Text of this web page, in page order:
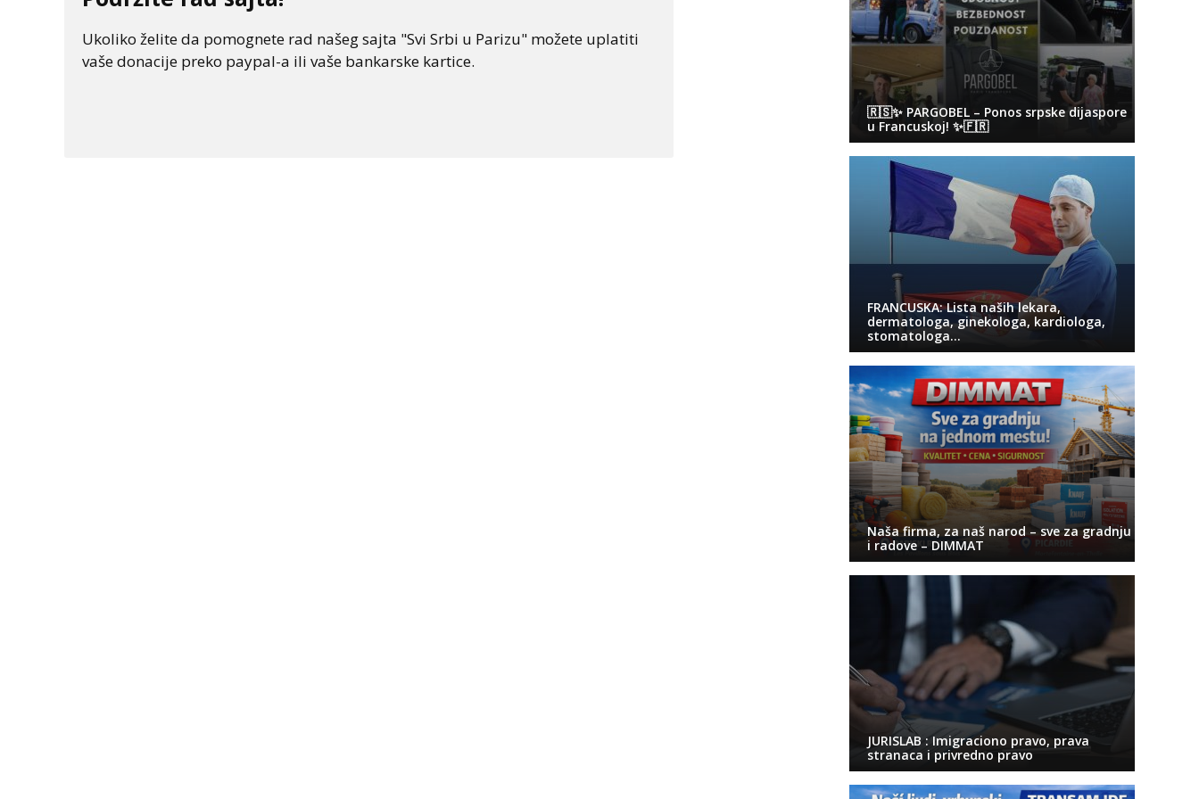
Ukoliko želite da pomognete rad našeg sajta "Svi Srbi u Parizu" možete uplatiti
vaše donacije preko paypal-a ili vaše bankarske kartice.
🇷🇸✨ PARGOBEL – Ponos srpske dijaspore
u Francuskoj! ✨🇫🇷
FRANCUSKA: Lista naših lekara,
dermatologa, ginekologa, kardiologa,
stomatologa…
Naša firma, za naš narod – sve za gradnju
i radove – DIMMAT
JURISLAB : Imigraciono pravo, prava
stranaca i privredno pravo